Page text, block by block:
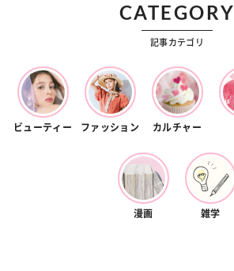
CATEGORY
記事カテゴリ
ビューティー ファッション カルチャー
漫画 雑学